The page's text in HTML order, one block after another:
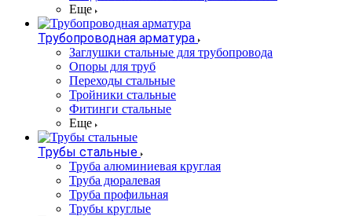
Еще
Трубопроводная арматура
Заглушки стальные для трубопровода
Опоры для труб
Переходы стальные
Тройники стальные
Фитинги стальные
Еще
Трубы стальные
Труба алюминиевая круглая
Труба дюралевая
Труба профильная
Трубы круглые